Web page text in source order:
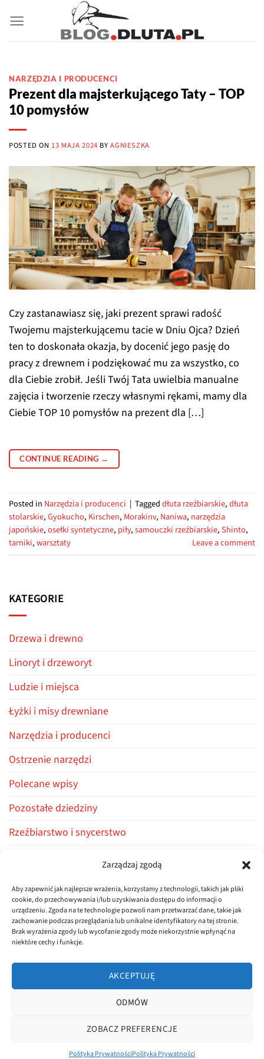
Zarządzaj zgodą
Aby zapewnić jak najlepsze wrażenia, korzystamy z technologii, takich jak pliki
cookie, do przechowywania i/lub uzyskiwania dostępu do informacji o
urządzeniu. Zgoda na te technologie pozwoli nam przetwarzać dane, takie jak
zachowanie podczas przeglądania lub unikalne identyfikatory na tej stronie.
Brak wyrażenia zgody lub wycofanie zgody może niekorzystnie wpłynąć na
niektóre cechy i funkcje.
AKCEPTUJĘ
ODMÓW
ZOBACZ PREFERENCJE
Polityka PrywatnościPolityka Prywatności
do
zawartości
NARZĘDZIA I PRODUCENCI
Prezent dla majsterkującego Taty – TOP
10 pomysłów
POSTED ON 13 MAJA 2024 BYAGNIESZKA
Czy zastanawiasz się, jaki prezent sprawi radość
Twojemu majsterkującemu tacie w Dniu Ojca? Dzień
ten to doskonała okazja, by docenić jego pasję do
pracy z drewnem i podziękować mu za wszystko, co
dla Ciebie zrobił. Jeśli Twój Tata uwielbia manualne
zajęcia i tworzenie rzeczy własnymi rękami, mamy dla
Ciebie TOP 10 pomysłów na prezent dla […]
CONTINUE READING →
Posted in Narzędzia i producenci | Taggeddłuta rzeźbiarskie,dłuta
stolarskie,Gyokucho, Kirschen, Morakinv, Naniwa, narzędzia
japońskie,osełki syntetyczne, piły,samouczki rzeźbiarskie,Shinto,
tarniki,warsztaty Leave a comment
KATEGORIE
Drzewa i drewno
Linoryt i drzeworyt
Ludzie i miejsca
Łyżki i misy drewniane
Narzędzia i producenci
Ostrzenie narzędzi
Polecane wpisy
Pozostałe dziedziny
Rzeźbiarstwo i snycerstwo
Z życia firmy
Realizacjaasystentwsieci.pl